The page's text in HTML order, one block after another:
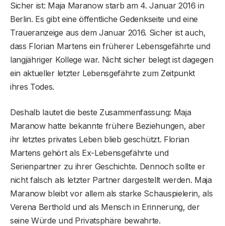
Sicher ist: Maja Maranow starb am 4. Januar 2016 in
Berlin. Es gibt eine öffentliche Gedenkseite und eine
Traueranzeige aus dem Januar 2016. Sicher ist auch,
dass Florian Martens ein früherer Lebensgefährte und
langjähriger Kollege war. Nicht sicher belegt ist dagegen
ein aktueller letzter Lebensgefährte zum Zeitpunkt
ihres Todes.
Deshalb lautet die beste Zusammenfassung: Maja
Maranow hatte bekannte frühere Beziehungen, aber
ihr letztes privates Leben blieb geschützt. Florian
Martens gehört als Ex-Lebensgefährte und
Serienpartner zu ihrer Geschichte. Dennoch sollte er
nicht falsch als letzter Partner dargestellt werden. Maja
Maranow bleibt vor allem als starke Schauspielerin, als
Verena Berthold und als Mensch in Erinnerung, der
seine Würde und Privatsphäre bewahrte.